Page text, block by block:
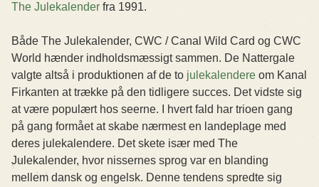
The Julekalender fra 1991.
Både The Julekalender, CWC / Canal Wild Card og CWC
World hænder indholdsmæssigt sammen. De Nattergale
valgte altså i produktionen af de to julekalendere om Kanal
Firkanten at trække på den tidligere succes. Det vidste sig
at være populært hos seerne. I hvert fald har trioen gang
på gang formået at skabe nærmest en landeplage med
deres julekalendere. Det skete især med The
Julekalender, hvor nissernes sprog var en blanding
mellem dansk og engelsk. Denne tendens spredte sig